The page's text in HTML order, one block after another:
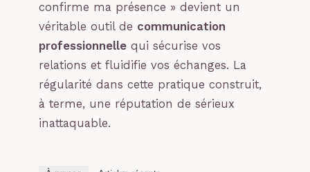
confirme ma présence » devient un
véritable outil de communication
professionnelle qui sécurise vos
relations et fluidifie vos échanges. La
régularité dans cette pratique construit,
à terme, une réputation de sérieux
inattaquable.